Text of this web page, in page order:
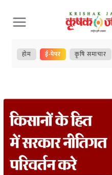
Skip
to
content
होम ई-पेपर कृषि समाचार